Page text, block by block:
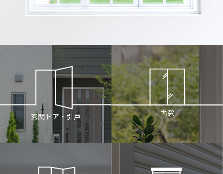
玄関ドア・引戸 内窓